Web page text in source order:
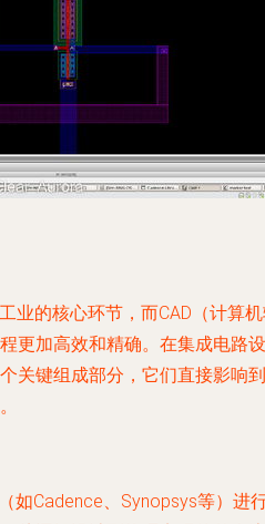
业的核心环节，而CAD（计算
更加高效和精确。在集成电路设
关键组成部分，它们直接影响到
如Cadence、Synopsys等）进